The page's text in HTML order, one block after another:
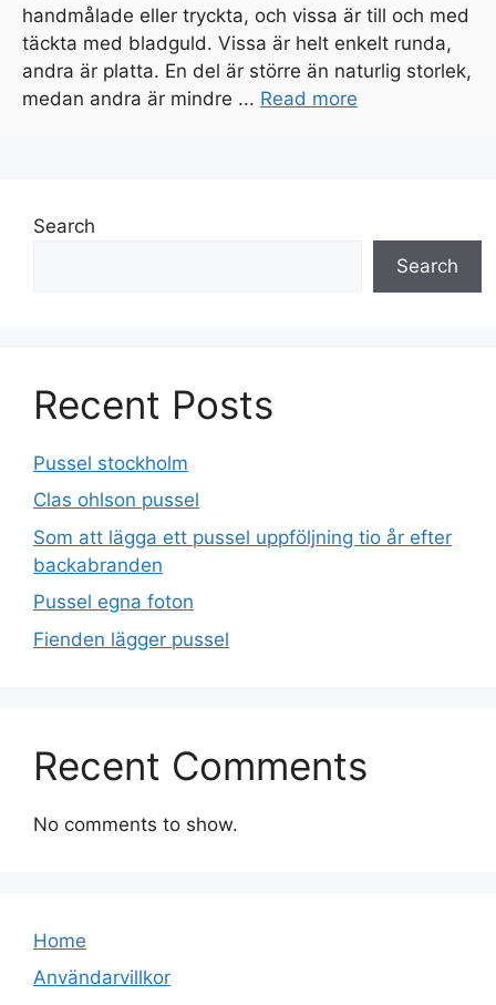
handmålade eller tryckta, och vissa är till och med
täckta med bladguld. Vissa är helt enkelt runda,
andra är platta. En del är större än naturlig storlek,
medan andra är mindre ... Read more
Search
Search
Recent Posts
Pussel stockholm
Clas ohlson pussel
Som att lägga ett pussel uppföljning tio år efter
backabranden
Pussel egna foton
Fienden lägger pussel
Recent Comments
No comments to show.
Home
Användarvillkor